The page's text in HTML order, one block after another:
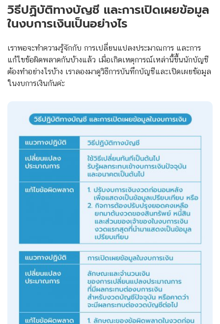
วิธีปฏิบัติทางบัญชี และการเปิดเผยข้อมูล
ในงบการเงินเป็นอย่างไร
เราพอจะทำความรู้จักกับ การเปลี่ยนแปลงประมาณการ และการ
แก้ไขข้อผิดพลาดกันบ้างแล้ว เมื่อเกิดเหตุการณ์เหล่านี้ขึ้นนักบัญชี
ต้องทำอย่างไรบ้าง เราลองมาดูวิธีการบันทึกบัญชีและเปิดเผยข้อมูล
ในงบการเงินกันค่ะ